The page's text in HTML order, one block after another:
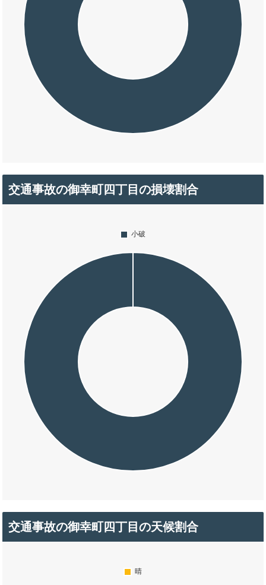
交通事故の御幸町四丁目の損壊割合
交通事故の御幸町四丁目の天候割合